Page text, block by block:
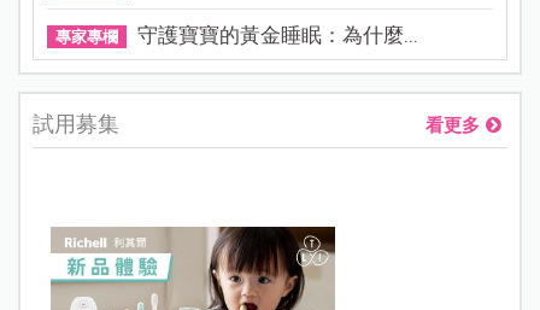
專家專欄 守護寶寶的黃金睡眠：為什麼...
試用募集 看更多